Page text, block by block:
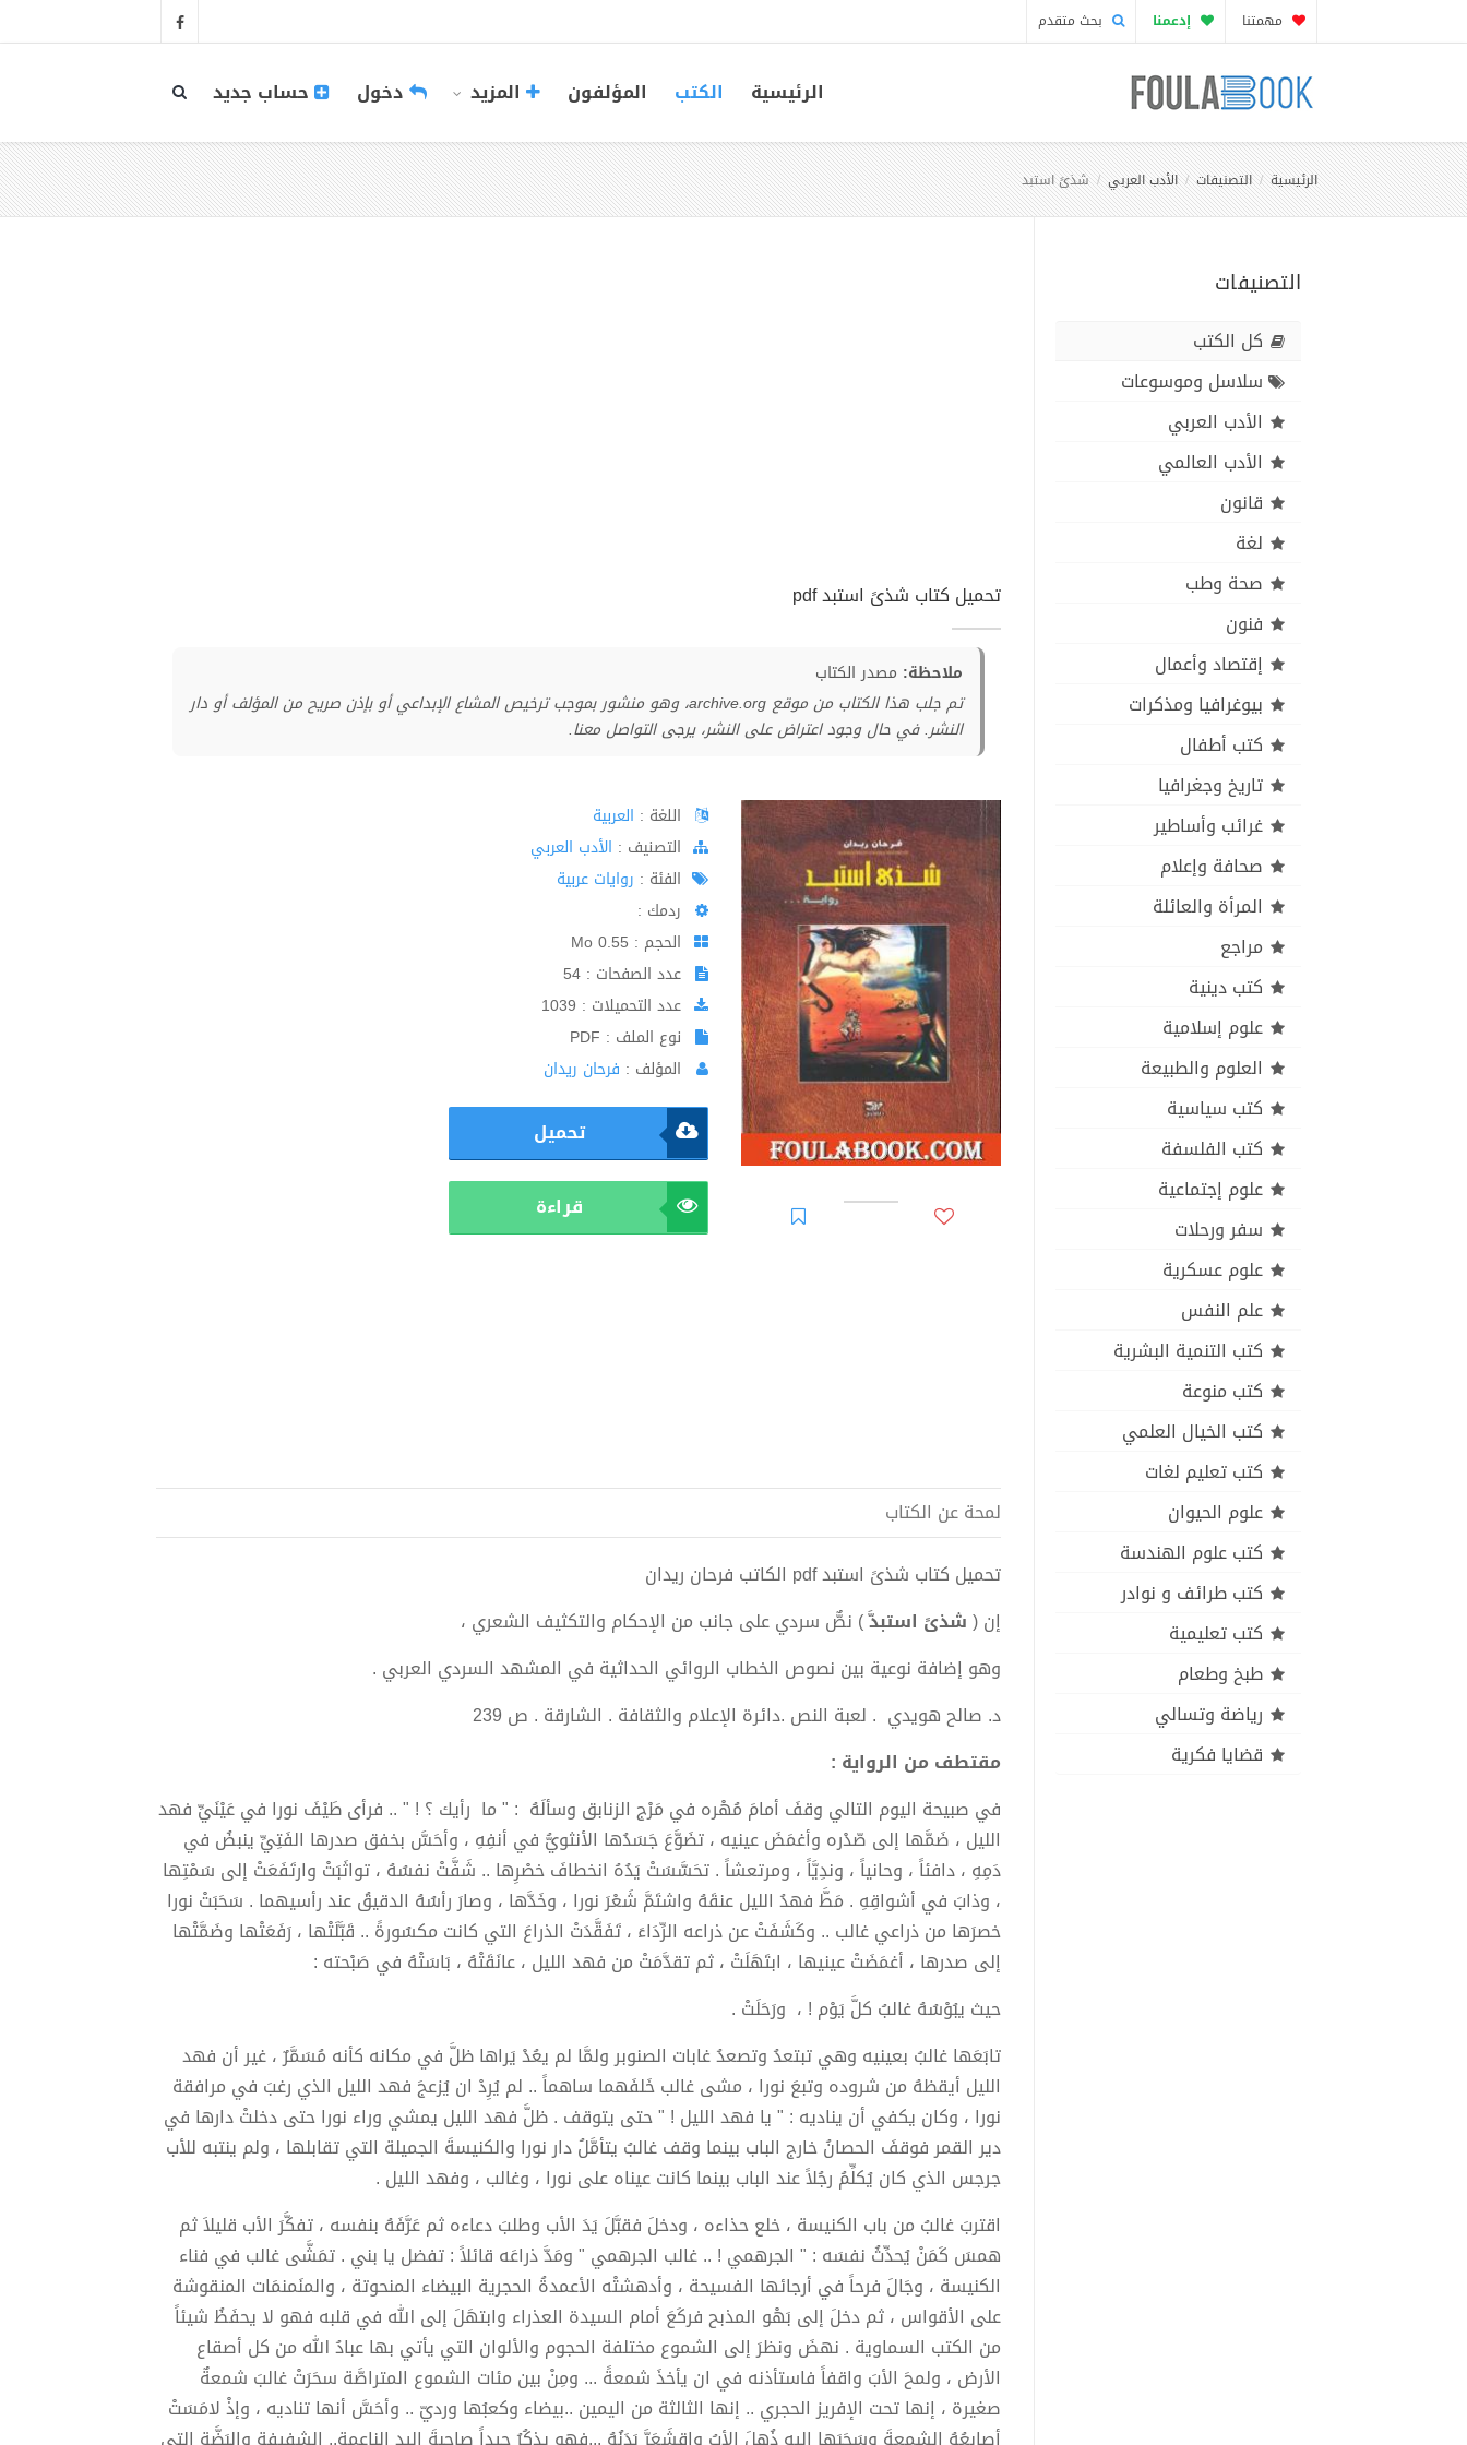
مهمتنا إدعمنا بحث متقدم
الرئيسية الكتب المؤلفون المزيد دخول حساب جديد
الرئيسية التصنيفات الأدب العربي شذىً استبد
التصنيفات
كل الكتب
سلاسل وموسوعات
الأدب العربي
الأدب العالمي
قانون
لغة
صحة وطب
فنون
إقتصاد وأعمال
بيوغرافيا ومذكرات
كتب أطفال
تاريخ وجغرافيا
غرائب وأساطير
صحافة وإعلام
المرأة والعائلة
مراجع
كتب دينية
علوم إسلامية
العلوم والطبيعة
كتب سياسية
كتب الفلسفة
علوم إجتماعية
سفر ورحلات
علوم عسكرية
علم النفس
كتب التنمية البشرية
كتب منوعة
كتب الخيال العلمي
كتب تعليم لغات
علوم الحيوان
كتب علوم الهندسة
كتب طرائف و نوادر
كتب تعليمية
طبخ وطعام
رياضة وتسالي
قضايا فكرية
تحميل كتاب شذىً استبد pdf
ملاحظة: مصدر الكتاب
تم جلب هذا الكتاب من موقع archive.org، وهو منشور بموجب ترخيص المشاع الإبداعي أو بإذن صريح من المؤلف أو دار
النشر. في حال وجود اعتراض على النشر، يرجى التواصل معنا.
اللغة : العربية
اﻟﺘﺼﻨﻴﻒ : الأدب العربي
الفئة : روايات عربية
ردمك :
الحجم : 0.55 Mo
عدد الصفحات : 54
عدد التحميلات : 1039
نوع الملف : PDF
المؤلف : فرحان ريدان
تحميل
قراءة
لمحة عن الكتاب
تحميل كتاب شذىً استبد pdf الكاتب فرحان ريدان
إن (شذىً استبدَّ) نصٌّ سردي على جانب من الإحكام والتكثيف الشعري ،
وهو إضافة نوعية بين نصوص الخطاب الروائي الحداثية في المشهد السردي العربي .
د. صالح هويدي . لعبة النص .دائرة الإعلام والثقافة . الشارقة . ص 239
مقتطف من الرواية :
في صبيحة اليوم التالي وقفَ أمامَ مُهْره في مَرْج الزنابق وسألَهُ : " ما رأيك ؟ ! " .. فرأى طَيْفَ نورا في عَيْنَيِّ فهد
الليل ، ضَمَّها إلى صّدْره وأغمَضَ عينيه ، تضَوَّعَ جَسَدُها الأنثويُّ في أنفِهِ ، وأحَسَّ بخفق صدرها الفَتِيِّ ينبضُ في
دَمِهِ ، دافئاً ، وحانياً ، وندِيَّاً ، ومرتعشاً . تحَسَّسَتْ يَدُهُ انخطافَ خصْرِها .. شَفَّتْ نفسُهُ ، تواثَبَتْ وارتَفَعَتْ إلى سَمْتِها
، وذابَ في أشواقِهِ . مَطَّ فهدُ الليل عنقَهُ واشتَمَّ شَعْرَ نورا ، وخَدَّها ، وصارَ رأسُهُ الدقيقُ عند رأسيهما . سَحَبَتْ نورا
خصرَها من ذراعي غالب .. وكَشَفَتْ عن ذراعه الرِّدَاءَ ، تَفَقَّدَتْ الذراعَ التي كانت مكسُورةً .. قَبَّلَتْها ، رَفَعَتْها وضَمَّتْها
إلى صدرها ، أغمَضَتْ عينيها ، ابتَهَلَتْ ، ثم تقدَّمَتْ من فهد الليل ، عانَقَتْهُ ، بَاسَتْهُ في صَبْحته :
حيث يبُوْسُهُ غالبُ كلَّ يَوْم ! ، ورَحَلَتْ .
تابَعَها غالبُ بعينيه وهي تبتعدُ وتصعدُ غابات الصنوبر ولمَّا لم يعُدْ يَراها ظلَّ في مكانه كأنه مُسَمَّرٌ ، غير أن فهد
الليل أيقظهُ من شروده وتبعَ نورا ، مشى غالب خَلفَهما ساهماً .. لم يُرِدْ ان يُزعجَ فهد الليل الذي رغبَ في مرافقة
نورا ، وكان يكفي أن يناديه : " يا فهد الليل ! " حتى يتوقف . ظلَّ فهد الليل يمشي وراء نورا حتى دخلتْ دارها في
دير القمر فوقفَ الحصانُ خارج الباب بينما وقف غالبُ يتأمَّلُ دار نورا والكنيسةَ الجميلة التي تقابلها ، ولم ينتبه للأب
جرجس الذي كان يُكلِّمُ رجُلاً عند الباب بينما كانت عيناه على نورا ، وغالب ، وفهد الليل .
اقتربَ غالبُ من باب الكنيسة ، خلع حذاءه ، ودخلَ فقبَّلَ يَدَ الأب وطلبَ دعاءه ثم عَرَّفَهُ بنفسه ، تفكَّرَ الأب قليلاَ ثم
همسَ كَمَنْ يُحدِّثُ نفسَه : " الجرهمي ! .. غالب الجرهمي " ومَدَّ ذراعَه قائلاً : تفضل يا بني . تمَشَّى غالب في فناء
الكنيسة ، وجَالَ فرحاً في أرجائها الفسيحة ، وأدهشتْه الأعمدةُ الحجرية البيضاء المنحوتة ، والمنَمنمَات المنقوشة
على الأقواس ، ثم دخلَ إلى بَهْو المذبح فركَعَ أمام السيدة العذراء وابتهَلَ إلى الله في قلبه فهو لا يحفَظُ شيئاً
من الكتب السماوية . نهضَ ونظرَ إلى الشموع مختلفة الحجوم والألوان التي يأتي بها عبادُ الله من كل أصقاع
الأرض ، ولمحَ الأبَ واقفاً فاستأذنه في ان يأخذَ شمعةً ... ومِنْ بين مئات الشموع المتراصَّة سحَرَتْ غالبَ شمعةٌ
صغيرة ، إنها تحت الإفريز الحجري .. إنها الثالثة من اليمين ..بيضاء وكعبُها ورديّ .. وأحَسَّ أنها تناديه ، وإذْ لامَسَتْ